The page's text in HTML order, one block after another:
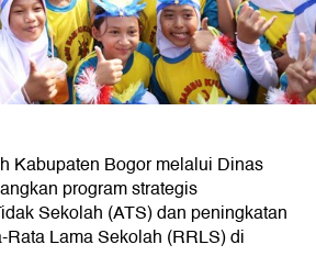
Kabupaten Bogor melalui Dinas
program strategis
Sekolah (ATS) dan peningkatan
Lama Sekolah (RRLS) di